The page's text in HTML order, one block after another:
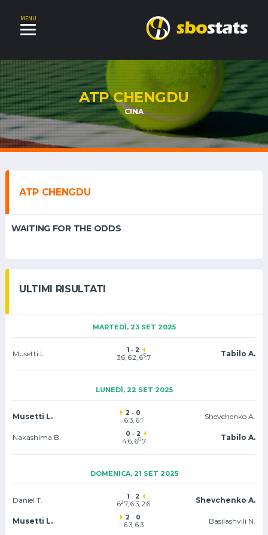
MENU
ATP CHENGDU
CINA
ATP CHENGDU
WAITING FOR THE ODDS
ULTIMI RISULTATI
MARTEDÌ, 23 SET 2025
Musetti L. 1- 2
3:6, 6:2, 65:7 Tabilo A.
LUNEDÌ, 22 SET 2025
Musetti L. 2 - 0
6:3, 6:1 Shevchenko A.
Nakashima B. 0 - 2
4:6, 60:7 Tabilo A.
DOMENICA, 21 SET 2025
Daniel T. 1- 2
62:7, 6:3, 2:6 Shevchenko A.
Musetti L. 2 - 0
6:3, 6:3 Basilashvili N.